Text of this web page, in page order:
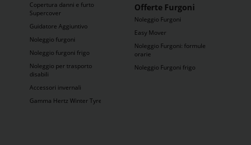
Copertura danni e furto
Supercover
Guidatore Aggiuntivo
Noleggio furgoni
Noleggio furgoni frigo
Noleggio per trasporto
disabili
Accessori invernali
Gamma Hertz Winter Tyres
Offerte Furgoni
Noleggio Furgoni
Easy Mover
Noleggio Furgoni: formule
orarie
Noleggio Furgoni frigo